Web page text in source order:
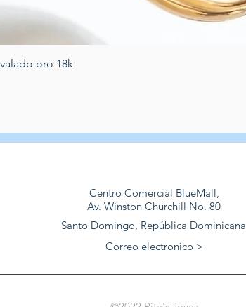
oro 18k
Centro Comercial BlueMall,
Av. Winston Churchill No. 80
Santo Domingo, República Dominicana
Correo electronico >